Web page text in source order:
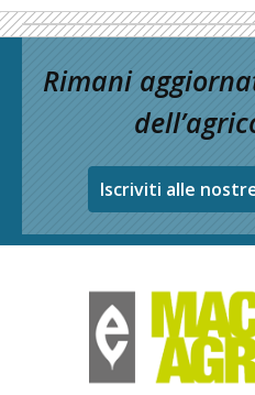
Rimani
Iscriviti alle